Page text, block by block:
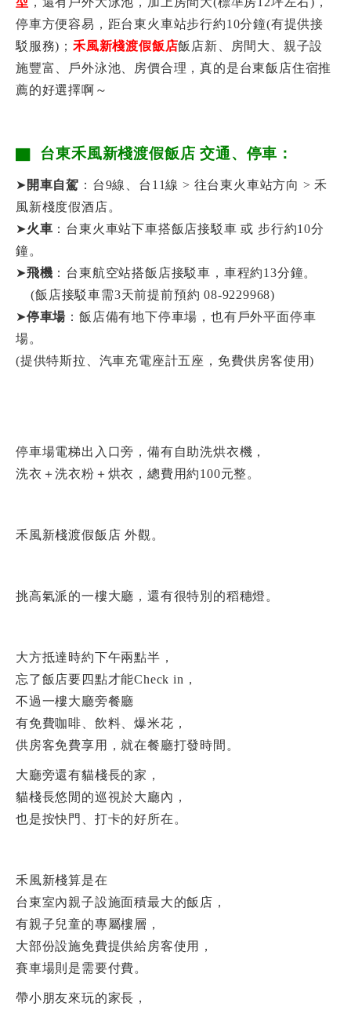
停車方便容易，距台東火車站步行約10分鐘(有提供接
駁服務)； 禾風新棧渡假飯店飯店新、房間大、親子設
施豐富、戶外泳池、房價合理，真的是台東飯店住宿推
薦的好選擇啊～
▇ 台東禾風新棧渡假飯店 交通、停車：
➤ 開車自駕 ：台9線、台11線 > 往台東火車站方向 > 禾
風新棧度假酒店。
➤火車 ：台東火車站下車搭飯店接駁車 或 步行約10分
鐘。
➤飛機 ：台東航空站搭飯店接駁車，車程約13分鐘。
(飯店接駁車需3天前提前預約 08-9229968)
➤停車場 ：飯店備有地下停車場，也有戶外平面停車
場。
(提供特斯拉、汽車充電座計五座，免費供房客使用)
停車場電梯出入口旁，備有自助洗烘衣機，
洗衣＋洗衣粉＋烘衣，總費用約100元整。
禾風新棧渡假飯店 外觀。
挑高氣派的一樓大廳，還有很特別的稻穗燈。
大方抵達時約下午兩點半，
忘了飯店要四點才能Check in，
不過一樓大廳旁餐廳
有免費咖啡、飲料、爆米花，
供房客免費享用，就在餐廳打發時間。
大廳旁還有貓棧長的家，
貓棧長悠閒的巡視於大廳內，
也是按快門、打卡的好所在。
禾風新棧算是在
台東室內親子設施面積最大的飯店，
有親子兒童的專屬樓層，
大部份設施免費提供給房客使用，
賽車場則是需要付費。
帶小朋友來玩的家長，